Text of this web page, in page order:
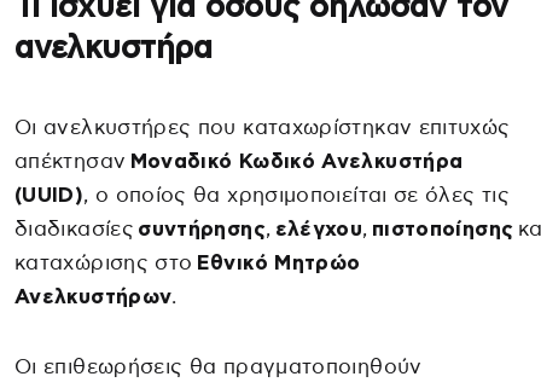
Τι ισχύει για όσους δήλωσαν τον
ανελκυστήρα
Οι ανελκυστήρες που καταχωρίστηκαν επιτυχώς
απέκτησαν Μοναδικό Κωδικό Ανελκυστήρα
(UUID), ο οποίος θα χρησιμοποιείται σε όλες τις
διαδικασίες συντήρησης, ελέγχου, πιστοποίησης
καταχώρισης στο Εθνικό Μητρώο
Ανελκυστήρων.
Οι επιθεωρήσεις θα πραγματοποιηθούν